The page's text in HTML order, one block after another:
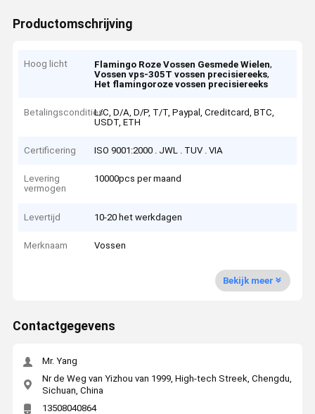
Productomschrijving
Hoog licht Flamingo Roze Vossen Gesmede Wielen,
Vossen vps-305T vossen precisiereeks,
Het flamingoroze vossen precisiereeks
BetalingsconditiesL/C, D/A, D/P, T/T, Paypal, Creditcard, BTC,
USDT, ETH
Certificering ISO 9001:2000 . JWL . TUV . VIA
Levering
vermogen
10000pcs per maand
Levertijd 10-20 het werkdagen
Merknaam Vossen
Bekijk meer
Contactgegevens
Mr. Yang
Nr de Weg van Yizhou van 1999, High-tech Streek, Chengdu,
Sichuan, China
13508040864